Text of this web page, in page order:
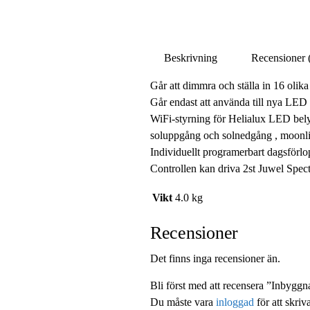
Beskrivning Recensioner
Går att dimmra och ställa in 16
Går endast att använda till nya
WiFi-styrning för Helialux LED
soluppgång och solnedgång ,
Individuellt programerbart
Controllen kan driva 2st Juwel
Vikt 4.0 kg
Recensioner
Det finns inga recensioner än.
Bli först med att recensera
Du måste vara inloggad för att